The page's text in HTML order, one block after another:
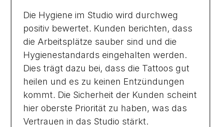
Die Hygiene im Studio wird durchweg
positiv bewertet. Kunden berichten, dass
die Arbeitsplätze sauber sind und die
Hygienestandards eingehalten werden.
Dies trägt dazu bei, dass die Tattoos gut
heilen und es zu keinen Entzündungen
kommt. Die Sicherheit der Kunden scheint
hier oberste Priorität zu haben, was das
Vertrauen in das Studio stärkt.